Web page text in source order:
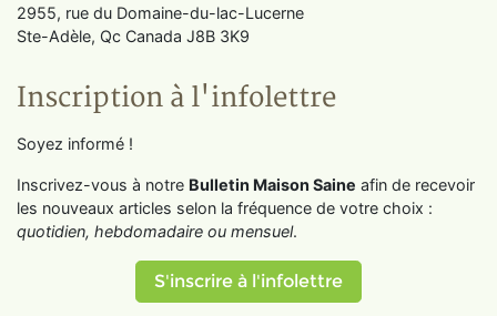
2955, rue du Domaine-du-lac-Lucerne
Ste-Adèle, Qc Canada J8B 3K9
Inscription à l'infolettre
Soyez informé !
Inscrivez-vous à notre Bulletin Maison Saine afin de recevoir
les nouveaux articles selon la fréquence de votre choix :
quotidien, hebdomadaire ou mensuel.
S'inscrire à l'infolettre